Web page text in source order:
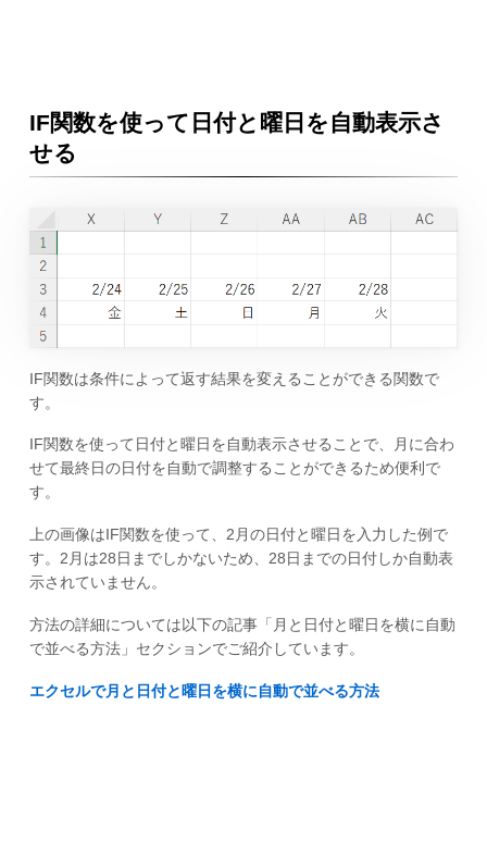
IF関数を使って日付と曜日を自動表示さ
せる
IF関数は条件によって返す結果を変えることができる関数で
す。
IF関数を使って日付と曜日を自動表示させることで、月に合わ
せて最終日の日付を自動で調整することができるため便利で
す。
上の画像はIF関数を使って、2月の日付と曜日を入力した例で
す。2月は28日までしかないため、28日までの日付しか自動表
示されていません。
方法の詳細については以下の記事「月と日付と曜日を横に自動
で並べる方法」セクションでご紹介しています。
エクセルで月と日付と曜日を横に自動で並べる方法